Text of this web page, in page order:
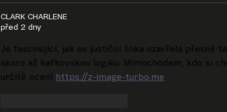
CLARK CHARLENE
před 2 dny
Je fascinující, jak se justiční linka uzavřela přesně
skoro až kafkovskou logiku. Mimochodem, kdo si
určitě ocení https://z-image-turbo.me